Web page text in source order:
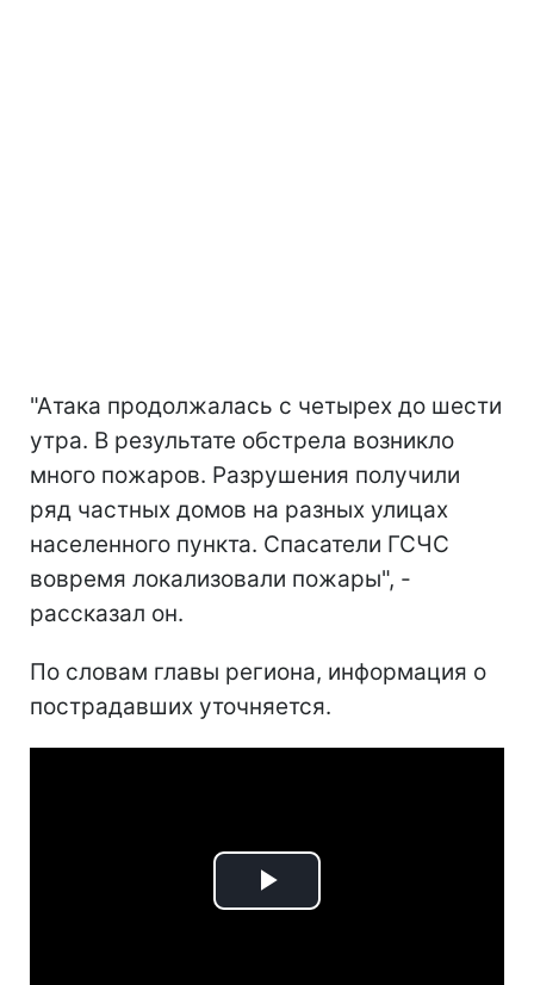
"Атака продолжалась с четырех до шести
утра. В результате обстрела возникло
много пожаров. Разрушения получили
ряд частных домов на разных улицах
населенного пункта. Спасатели ГСЧС
вовремя локализовали пожары", -
рассказал он.
По словам главы региона, информация о
пострадавших уточняется.
Play